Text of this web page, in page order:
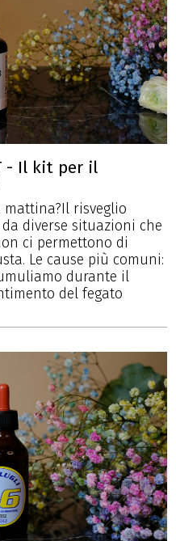
- Il kit per il
risveglio
diverse situazioni che
ci permettono di
Le cause più comuni:
durante il
del fegato